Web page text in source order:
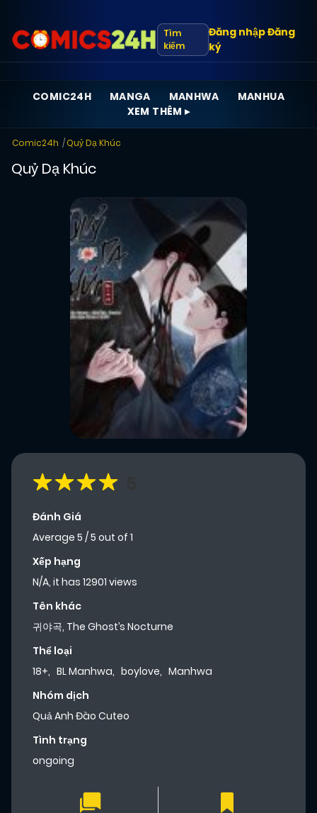
Tìm
kiếm
Đăng nhậpĐăng
ký
COMIC24H MANGA MANHWA
MANHUA
XEM THÊM ▸
Comic24h Quỷ Dạ Khúc
Quỷ Dạ Khúc
Đánh Giá
Average 5 /5 out of 1
Xếp hạng
N/A, it has 12901 views
Tên khác
귀야곡, The Ghost’s Nocturne
Thể loại
18+, BL Manhwa, boylove, Manhwa
Nhóm dịch
Quả Anh Đào Cuteo
Tình trạng
ongoing